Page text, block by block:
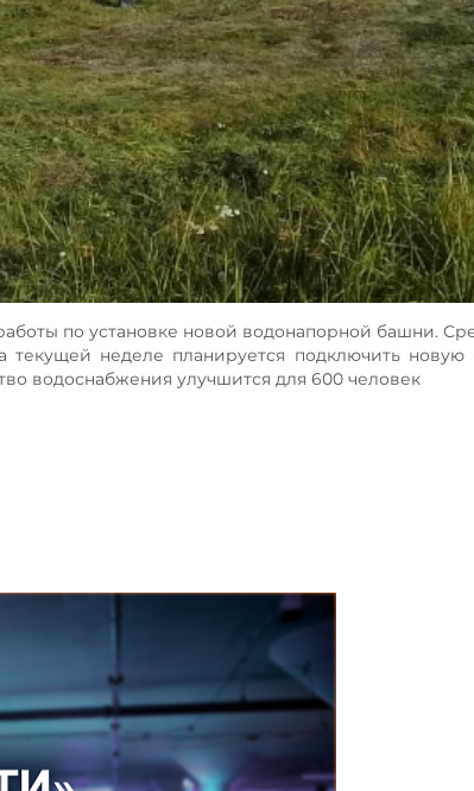
по установке новой водонапорной башни.
неделе планируется подключить
водоснабжения улучшится для 600 человек